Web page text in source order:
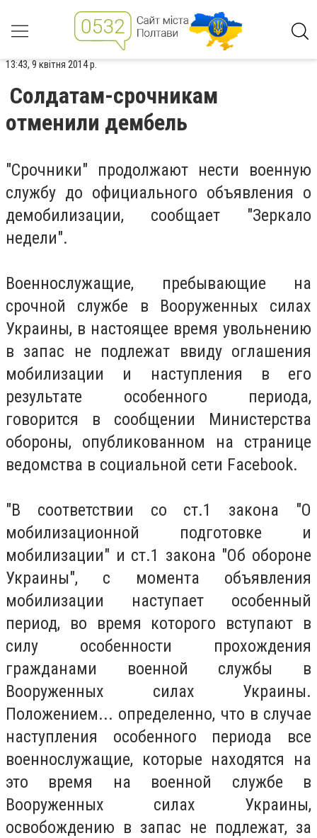
13:43, 9 квітня 2014 р.
Солдатам-срочникам
отменили дембель
"Срочники" продолжают нести военную
службу до официального объявления о
демобилизации, сообщает "Зеркало
недели".
Военнослужащие, пребывающие на
срочной службе в Вооруженных силах
Украины, в настоящее время увольнению
в запас не подлежат ввиду оглашения
мобилизации и наступления в его
результате особенного периода,
говорится в сообщении Министерства
обороны, опубликованном на странице
ведомства в социальной сети Facebook.
"В соответствии со ст.1 закона "О
мобилизационной подготовке и
мобилизации" и ст.1 закона "Об обороне
Украины", с момента объявления
мобилизации наступает особенный
период, во время которого вступают в
силу особенности прохождения
гражданами военной службы в
Вооруженных силах Украины.
Положением... определенно, что в случае
наступления особенного периода все
военнослужащие, которые находятся на
это время на военной службе в
Вооруженных силах Украины,
освобождению в запас не подлежат, за